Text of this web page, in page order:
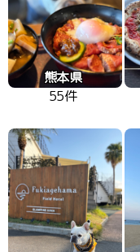
熊本県
55件